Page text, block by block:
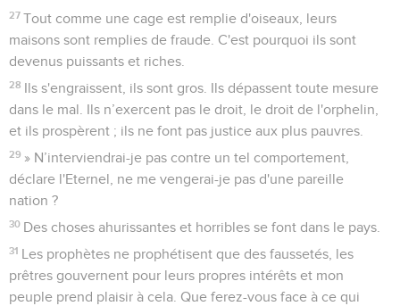
27 Tout comme une cage est remplie d'oiseaux, leurs
maisons sont remplies de fraude. C'est pourquoi ils sont
devenus puissants et riches.
28 Ils s'engraissent, ils sont gros. Ils dépassent toute mesure
dans le mal. Ils n’exercent pas le droit, le droit de l'orphelin,
et ils prospèrent ; ils ne font pas justice aux plus pauvres.
29 » N’interviendrai-je pas contre un tel comportement,
déclare l'Eternel, ne me vengerai-je pas d'une pareille
nation ?
30 Des choses ahurissantes et horribles se font dans le pays.
31 Les prophètes ne prophétisent que des faussetés, les
prêtres gouvernent pour leurs propres intérêts et mon
peuple prend plaisir à cela. Que ferez-vous face à ce qui